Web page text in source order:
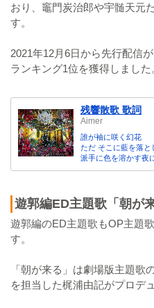
おり、竈門炭治郎や宇髄天元
す。
2021年12月6日から先行配信
ランキング1位を獲得しました
残響散歌 歌詞
Aimer
誰が袖に咲く幻花
ただ そこに藍を落と
派手に色を溶かす夜
遊郭編ED主題歌「朝が
遊郭編のED主題歌もOP主題
す。
「朝が来る」は劇場版主題歌
を担当した梶浦由記がプロデ